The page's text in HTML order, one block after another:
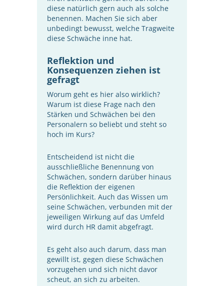
diese natürlich gern auch als solche
benennen. Machen Sie sich aber
unbedingt bewusst, welche Tragweite
diese Schwäche inne hat.
Reflektion und
Konsequenzen ziehen ist
gefragt
Worum geht es hier also wirklich?
Warum ist diese Frage nach den
Stärken und Schwächen bei den
Personalern so beliebt und steht so
hoch im Kurs?
Entscheidend ist nicht die
ausschließliche Benennung von
Schwächen, sondern darüber hinaus
die Reflektion der eigenen
Persönlichkeit. Auch das Wissen um
seine Schwächen, verbunden mit der
jeweiligen Wirkung auf das Umfeld
wird durch HR damit abgefragt.
Es geht also auch darum, dass man
gewillt ist, gegen diese Schwächen
vorzugehen und sich nicht davor
scheut, an sich zu arbeiten.